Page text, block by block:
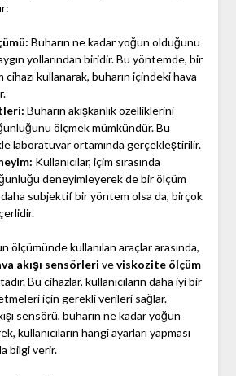
Buharın ne kadar yoğun olduğunu
yollarından biridir. Bu yöntemde, bir
cihazı kullanarak, buharın içindeki hava
Buharın akışkanlık özelliklerini
ölçmek mümkündür. Bu
laboratuvar ortamında gerçekleştirilir.
Kullanıcılar, içim sırasında
deneyimleyerek de bir ölçüm
subjektif bir yöntem olsa da, birçok
ölçümünde kullanılan araçlar arasında,
akışı sensörleri veviskozite ölçüm
Bu cihazlar, kullanıcıların daha iyi bir
için gerekli verileri sağlar.
sensörü, buharın ne kadar yoğun
kullanıcıların hangi ayarları yapması
bilgi verir.